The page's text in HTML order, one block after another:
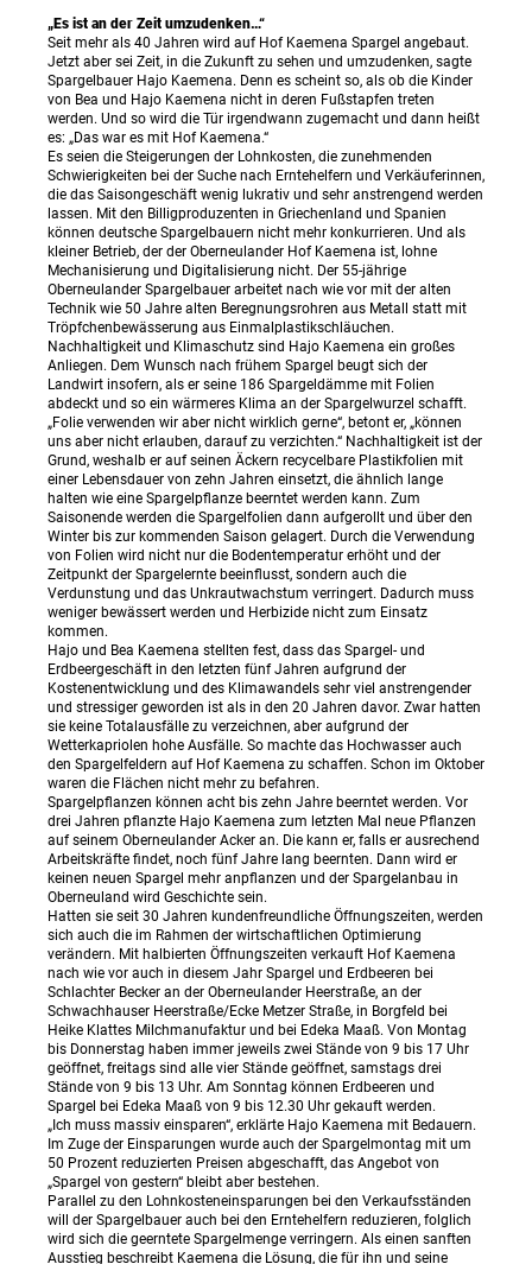
„Es ist an der Zeit umzudenken…“
Seit mehr als 40 Jahren wird auf Hof Kaemena Spargel angebaut.
Jetzt aber sei Zeit, in die Zukunft zu sehen und umzudenken, sagte
Spargelbauer Hajo Kaemena. Denn es scheint so, als ob die Kinder
von Bea und Hajo Kaemena nicht in deren Fußstapfen treten
werden. Und so wird die Tür irgendwann zugemacht und dann heißt
es: „Das war es mit Hof Kaemena.“
Es seien die Steigerungen der Lohnkosten, die zunehmenden
Schwierigkeiten bei der Suche nach Erntehelfern und Verkäuferinnen,
die das Saisongeschäft wenig lukrativ und sehr anstrengend werden
lassen. Mit den Billigproduzenten in Griechenland und Spanien
können deutsche Spargelbauern nicht mehr konkurrieren. Und als
kleiner Betrieb, der der Oberneulander Hof Kaemena ist, lohne
Mechanisierung und Digitalisierung nicht. Der 55-jährige
Oberneulander Spargelbauer arbeitet nach wie vor mit der alten
Technik wie 50 Jahre alten Beregnungsrohren aus Metall statt mit
Tröpfchenbewässerung aus Einmalplastikschläuchen.
Nachhaltigkeit und Klimaschutz sind Hajo Kaemena ein großes
Anliegen. Dem Wunsch nach frühem Spargel beugt sich der
Landwirt insofern, als er seine 186 Spargeldämme mit Folien
abdeckt und so ein wärmeres Klima an der Spargelwurzel schafft.
„Folie verwenden wir aber nicht wirklich gerne“, betont er, „können
uns aber nicht erlauben, darauf zu verzichten.“ Nachhaltigkeit ist der
Grund, weshalb er auf seinen Äckern recycelbare Plastikfolien mit
einer Lebensdauer von zehn Jahren einsetzt, die ähnlich lange
halten wie eine Spargelpflanze beerntet werden kann. Zum
Saisonende werden die Spargelfolien dann aufgerollt und über den
Winter bis zur kommenden Saison gelagert. Durch die Verwendung
von Folien wird nicht nur die Bodentemperatur erhöht und der
Zeitpunkt der Spargelernte beeinflusst, sondern auch die
Verdunstung und das Unkrautwachstum verringert. Dadurch muss
weniger bewässert werden und Herbizide nicht zum Einsatz
kommen.
Hajo und Bea Kaemena stellten fest, dass das Spargel- und
Erdbeergeschäft in den letzten fünf Jahren aufgrund der
Kostenentwicklung und des Klimawandels sehr viel anstrengender
und stressiger geworden ist als in den 20 Jahren davor. Zwar hatten
sie keine Totalausfälle zu verzeichnen, aber aufgrund der
Wetterkapriolen hohe Ausfälle. So machte das Hochwasser auch
den Spargelfeldern auf Hof Kaemena zu schaffen. Schon im Oktober
waren die Flächen nicht mehr zu befahren.
Spargelpflanzen können acht bis zehn Jahre beerntet werden. Vor
drei Jahren pflanzte Hajo Kaemena zum letzten Mal neue Pflanzen
auf seinem Oberneulander Acker an. Die kann er, falls er ausrechend
Arbeitskräfte findet, noch fünf Jahre lang beernten. Dann wird er
keinen neuen Spargel mehr anpflanzen und der Spargelanbau in
Oberneuland wird Geschichte sein.
Hatten sie seit 30 Jahren kundenfreundliche Öffnungszeiten, werden
sich auch die im Rahmen der wirtschaftlichen Optimierung
verändern. Mit halbierten Öffnungszeiten verkauft Hof Kaemena
nach wie vor auch in diesem Jahr Spargel und Erdbeeren bei
Schlachter Becker an der Oberneulander Heerstraße, an der
Schwachhauser Heerstraße/Ecke Metzer Straße, in Borgfeld bei
Heike Klattes Milchmanufaktur und bei Edeka Maaß. Von Montag
bis Donnerstag haben immer jeweils zwei Stände von 9 bis 17 Uhr
geöffnet, freitags sind alle vier Stände geöffnet, samstags drei
Stände von 9 bis 13 Uhr. Am Sonntag können Erdbeeren und
Spargel bei Edeka Maaß von 9 bis 12.30 Uhr gekauft werden.
„Ich muss massiv einsparen“, erklärte Hajo Kaemena mit Bedauern.
Im Zuge der Einsparungen wurde auch der Spargelmontag mit um
50 Prozent reduzierten Preisen abgeschafft, das Angebot von
„Spargel von gestern“ bleibt aber bestehen.
Parallel zu den Lohnkosteneinsparungen bei den Verkaufsständen
will der Spargelbauer auch bei den Erntehelfern reduzieren, folglich
wird sich die geerntete Spargelmenge verringern. Als einen sanften
Ausstieg beschreibt Kaemena die Lösung, die für ihn und seine